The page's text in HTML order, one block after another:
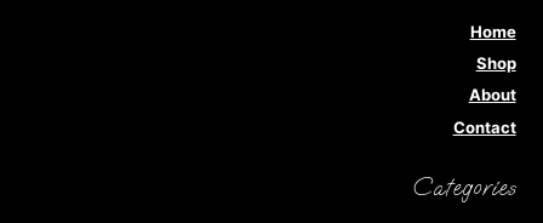
Home
Shop
About
Contact
Categories